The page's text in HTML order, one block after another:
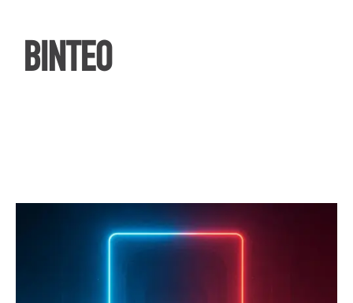
ΒΙΝΤΕΟ